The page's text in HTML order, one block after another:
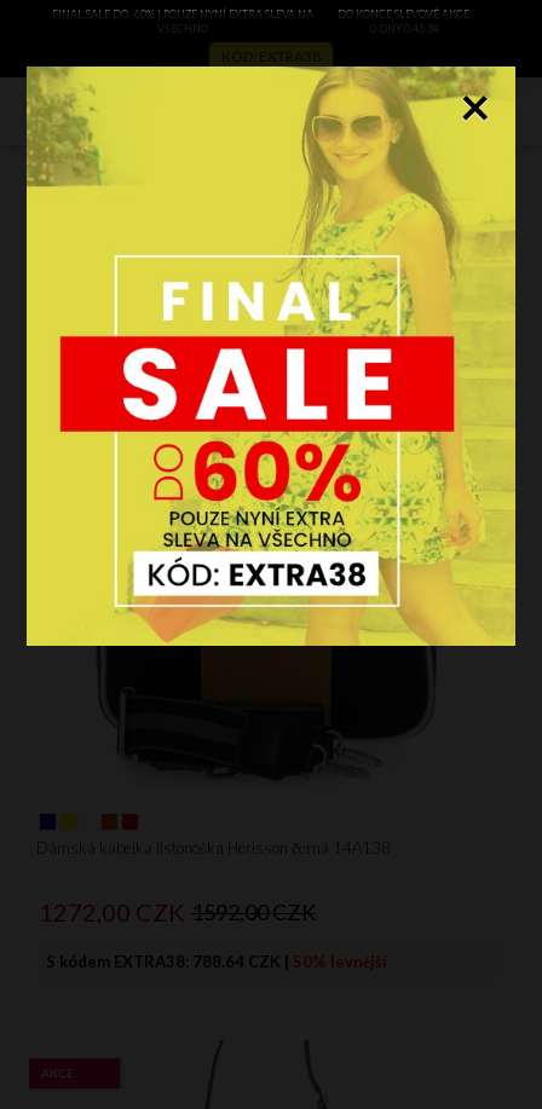
FINAL SALE DO -60% | POUZE NYNÍ EXTRA SLEVA NA
VŠECHNO
DO KONCE SLEVOVÉ AKCE:
0 DNY 0:45:32
0
filtrovat
XL
Vyčistit filtr Více filtrů
Módní doplňky které musíš mít
- černé listonošky
Dámská kabelka listonoška Herisson černá 14A138
1272, 00 CZK 1592,00 CZK
S kódem EXTRA38: 788.64 CZK | 50% levnější
AKCE
×